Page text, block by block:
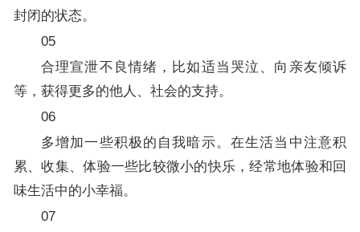
封闭的状态。
05
合理宣泄不良情绪，比如适当哭泣、向亲友倾诉
等，获得更多的他人、社会的支持。
06
多增加一些积极的自我暗示。在生活当中注意积
累、收集、体验一些比较微小的快乐，经常地体验和回
味生活中的小幸福。
07